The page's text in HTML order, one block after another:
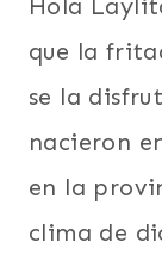
Hola
que la
se la
nacieron
en la
clima de